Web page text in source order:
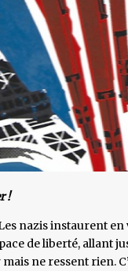
!
nazis instaurent
de liberté, allant
ne ressent rien.